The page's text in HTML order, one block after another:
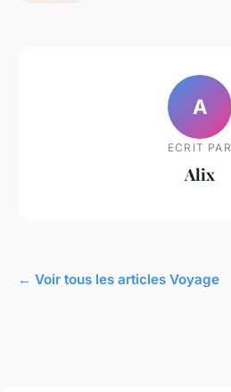
A
ECRIT PAR
Alix
← Voir tous les articles Voyage